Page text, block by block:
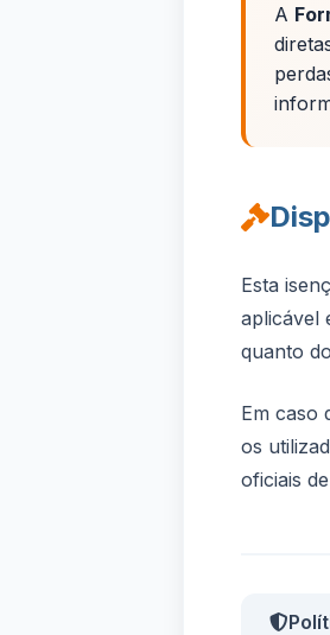
A
Esta
aplicável
quanto
Em caso
os
oficiais